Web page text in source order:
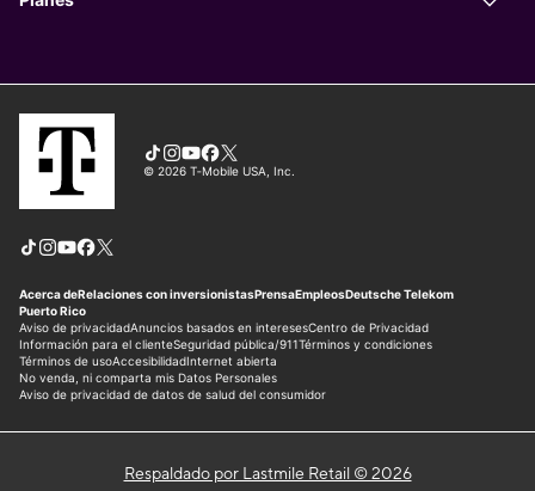
Respaldado por Lastmile Retail © 2026